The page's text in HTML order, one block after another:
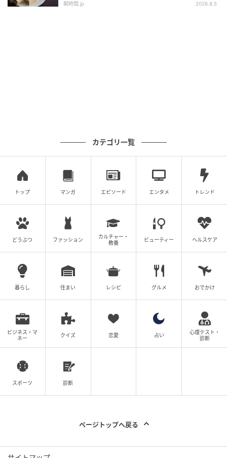
「PLEIN（プラン）」はフランス語で”満ちる・溢れ
る・いっぱいになる”を意味する形容詞です。
お客様の笑顔とお腹がいっぱいになること、従業員の
笑顔が満ちること、生産者の想いが溢れること——食
に関わるすべての人の幸せを満たしたいという想いが
「BIS」には、ビストロ（Bistro）を連想させる意味
する二つのニュアンスがあります。
京都祇園南という歴史ある場所で、本格フレンチをビ
ストロスタイルで肩肘張らず楽しめる、「何度も通い
たくなる店」を目指して名付けられました。
朝時間.jp 2026.8.5
カテゴリ一覧
トップ マンガ エピソード エンタメ トレンド
どうぶつ ファッション
カルチャー・
教養
ビューティー ヘルスケア
暮らし 住まい レシピ グルメ おでかけ
ビジネス・マ
ネー
クイズ 恋愛 占い
心理テスト・
診断
スポーツ 診断
ページトップへ戻る